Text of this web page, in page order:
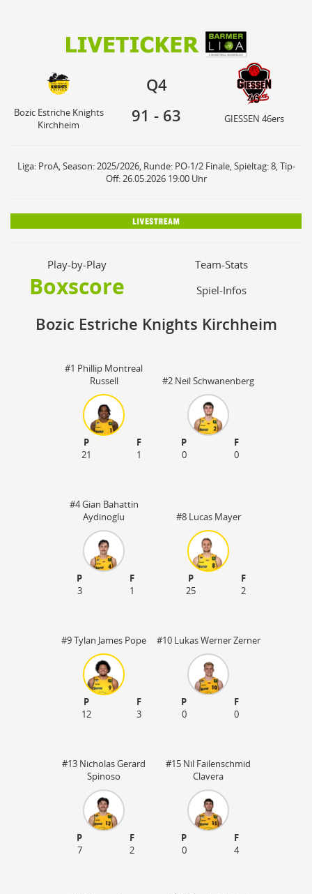
Kirchheim
GIESSEN 46ers
Q4
91 - 63
Bozic Estriche Knights
Kirchheim
GIESSEN 46ers
Liga: ProA, Season: 2025/2026, Runde: PO-1/2 Finale, Spieltag: 8, Tip-
Off: 26.05.2026 19:00 Uhr
Play-by-Play Team-Stats
Boxscore Spiel-Infos
Bozic Estriche Knights Kirchheim
#1 Phillip Montreal
Russell
P
F
21
1
#2 Neil Schwanenberg
P
F
0
0
#4 Gian Bahattin
Aydinoglu
P
F
3
1
#8 Lucas Mayer
P
F
25
2
#9 Tylan James Pope
P
F
12
3
#10 Lukas Werner Zerner
P
F
0
0
#13 Nicholas Gerard
Spinoso
P
F
7
2
#15 Nil Failenschmid
Clavera
P
F
0
4